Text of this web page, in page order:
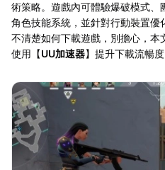
術策略。遊戲內可體驗爆破模式、
角色技能系統，並針對行動裝置
不清楚如何下載遊戲，別擔心，
使用【UU加速器】提升下載流暢度